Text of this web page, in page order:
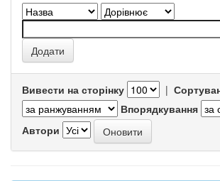
Вивести на сторінку |
Впорядкування
Автори